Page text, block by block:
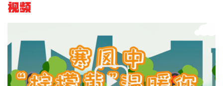
视频